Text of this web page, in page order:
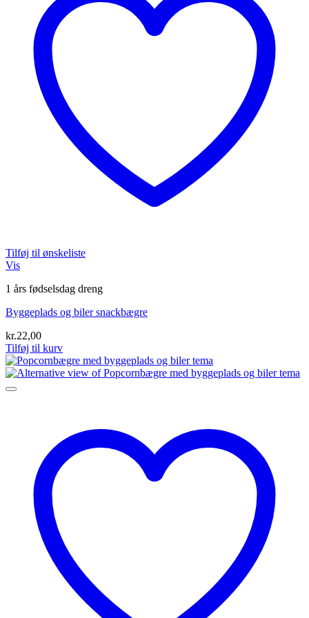
Tilføj til ønskeliste
Vis
1 års fødselsdag dreng
Byggeplads og biler snackbægre
kr.22,00
Tilføj til kurv